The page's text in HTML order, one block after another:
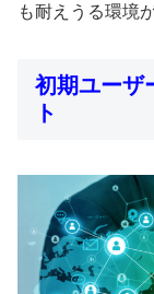
も耐えうる環境
初期ユーザ
ト